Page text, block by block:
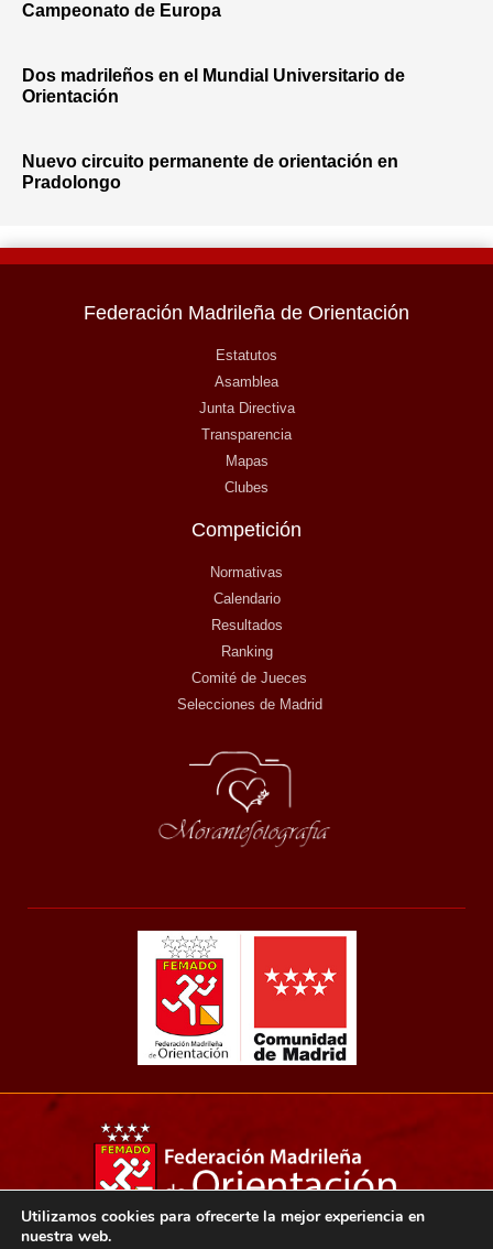
Campeonato de Europa
Dos madrileños en el Mundial Universitario de
Orientación
Nuevo circuito permanente de orientación en
Pradolongo
Federación Madrileña de Orientación
Estatutos
Asamblea
Junta Directiva
Transparencia
Mapas
Clubes
Competición
Normativas
Calendario
Resultados
Ranking
Comité de Jueces
Selecciones de Madrid
Copyright 2021© Federación madrileña de orientación.
Utilizamos cookies para ofrecerte la mejor experiencia en
nuestra web.